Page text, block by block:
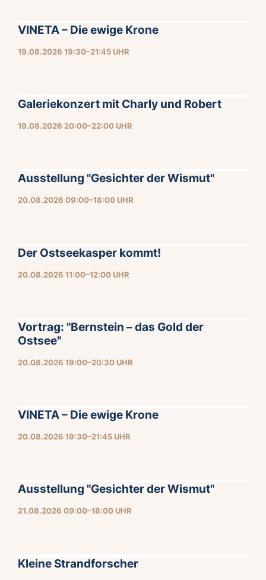
19.08.2026 19:30–21:45 UHR
VINETA – Die ewige Krone
19.08.2026 20:00–22:00 UHR
Galeriekonzert mit Charly und Robert
20.08.2026 09:00–18:00 UHR
Ausstellung "Gesichter der Wismut"
20.08.2026 11:00–12:00 UHR
Der Ostseekasper kommt!
20.08.2026 19:00–20:30 UHR
Vortrag: "Bernstein – das Gold der
Ostsee"
20.08.2026 19:30–21:45 UHR
VINETA – Die ewige Krone
21.08.2026 09:00–18:00 UHR
Ausstellung "Gesichter der Wismut"
Kleine Strandforscher